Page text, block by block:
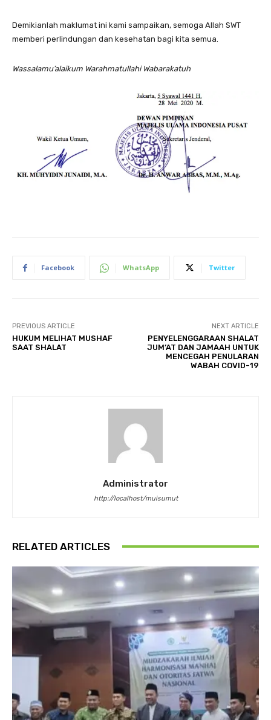
Demikianlah maklumat ini kami sampaikan, semoga Allah SWT
memberi perlindungan dan kesehatan bagi kita semua.
Wassalamu’alaikum Warahmatullahi Wabarakatuh
Facebook WhatsApp Twitter
PREVIOUS ARTICLE
HUKUM MELIHAT MUSHAF
SAAT SHALAT
NEXT ARTICLE
PENYELENGGARAAN SHALAT
JUM’AT DAN JAMAAH UNTUK
MENCEGAH PENULARAN
WABAH COVID-19
Administrator
http://localhost/muisumut
RELATED ARTICLES